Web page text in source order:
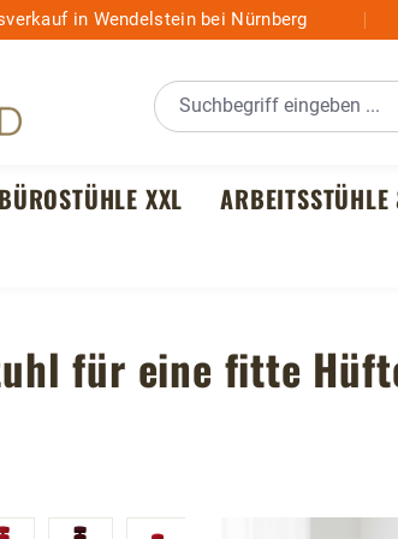
in Wendelstein bei Nürnberg
BÜROSTÜHLE XXL
für eine fitte